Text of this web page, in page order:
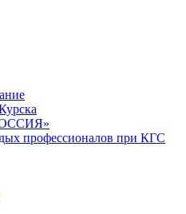
профессионалов при КГС